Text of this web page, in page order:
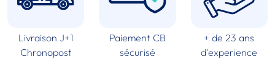
Livraison J+1
Chronopost
Paiement CB
sécurisé
+ de 23 ans
d'experience